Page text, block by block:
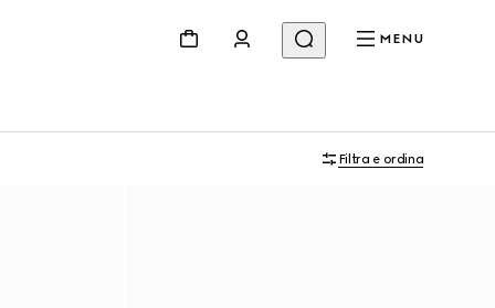
MENU
Filtra e ordina